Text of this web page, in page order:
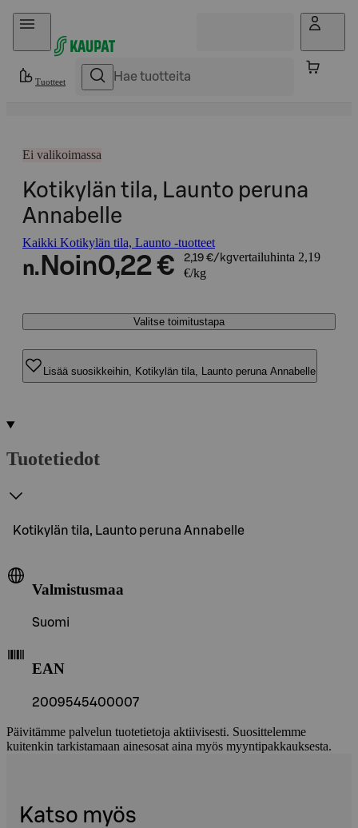
Hyppää sisältöön
Tuotteet
Ei valikoimassa
Kotikylän tila, Launto peruna
Annabelle
Kaikki Kotikylän tila, Launto -tuotteet
n. Noin0,22 € 2,19 €/kgvertailuhinta 2,19
€/kg
Valitse toimitustapa
Lisää suosikkeihin, Kotikylän tila, Launto peruna Annabelle
Tuotetiedot
Kotikylän tila, Launto peruna Annabelle
Valmistusmaa
Suomi
EAN
2009545400007
Päivitämme palvelun tuotetietoja aktiivisesti. Suosittelemme
kuitenkin tarkistamaan ainesosat aina myös myyntipakkauksesta.
Katso myös